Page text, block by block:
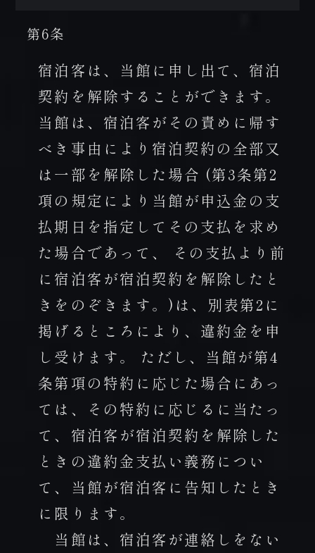
第6条
宿泊客は、当館に申し出て、宿泊
契約を解除することができます。
当館は、宿泊客がその責めに帰す
べき事由により宿泊契約の全部又
は一部を解除した場合 (第3条第2
項の規定により当館が申込金の支
払期日を指定してその支払を求め
た場合であって、 その支払より前
に宿泊客が宿泊契約を解除したと
きをのぞきます。)は、別表第2に
掲げるところにより、違約金を申
し受けます。 ただし、当館が第4
条第項の特約に応じた場合にあっ
ては、その特約に応じるに当たっ
て、宿泊客が宿泊契約を解除した
ときの違約金支払い義務につい
て、当館が宿泊客に告知したとき
に限ります。
当館は、宿泊客が連絡しをない